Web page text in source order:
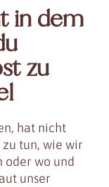
in dem
zu
hat nicht
tun, wie wir
oder wo und
unser